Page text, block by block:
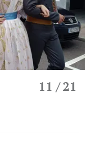
11 / 21